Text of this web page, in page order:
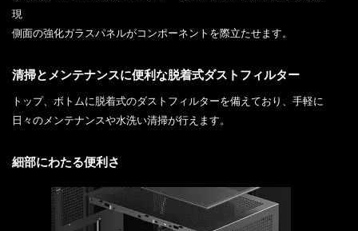
現
側面の強化ガラスパネルがコンポーネントを際立たせます。
清掃とメンテナンスに便利な脱着式ダストフィルター
トップ、ボトムに脱着式のダストフィルターを備えており、手軽に
日々のメンテナンスや水洗い清掃が行えます。
細部にわたる便利さ